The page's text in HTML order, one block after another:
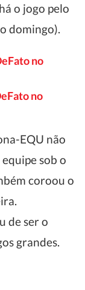
o jogo pelo
domingo).
no
no
EQU não
sob o
coroou o
de ser o
grandes.